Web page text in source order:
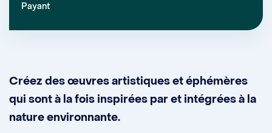
Payant
Créez des œuvres artistiques et éphémères
qui sont à la fois inspirées par et intégrées à la
nature environnante.